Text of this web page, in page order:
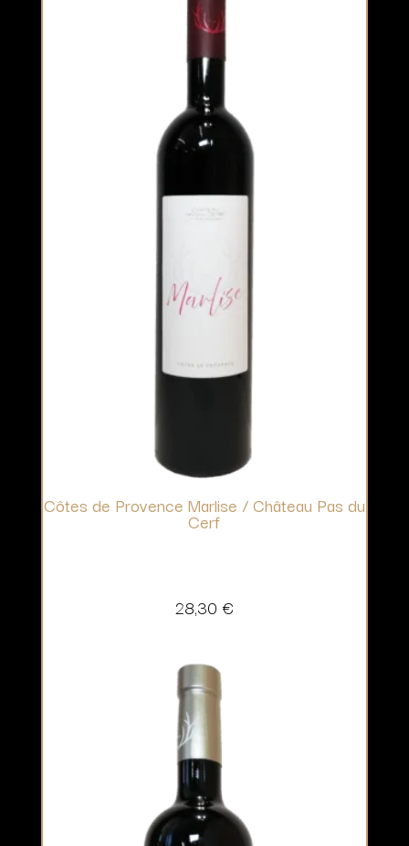
Côtes de Provence Marlise / Château Pas du
Cerf
28,30 €